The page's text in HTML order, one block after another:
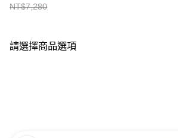
NT$7,280
請選擇商品選項